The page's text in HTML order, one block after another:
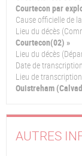
Courtecon par
Cause officielle de
Lieu du décès
Courtecon(02) »
Lieu du décès
Date de
Lieu de
Ouistreham
AUTRES